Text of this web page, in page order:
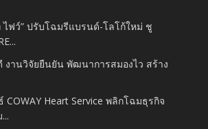
ไฟว์” ปรับโฉมรีแบรนด์-โลโก้ใหม่ ชู
งานวิจัยยืนยัน พัฒนาการสมองไว สร้าง
COWAY Heart Service พลิกโฉมธุรกิจ